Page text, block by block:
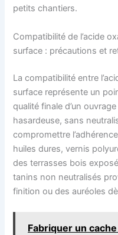
petits chantiers.
Compatibilité de l’acide
surface : précautions et
La compatibilité entre
surface représente un
qualité finale d’un
hasardeuse, sans
compromettre
huiles dures, vernis
des terrasses bois
tanins non neutralisés
finition ou des auréoles
Fabriquer un